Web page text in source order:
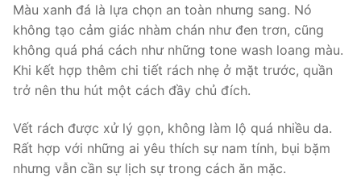
Màu xanh đá là lựa chọn an toàn nhưng sang. Nó
không tạo cảm giác nhàm chán như đen trơn, cũng
không quá phá cách như những tone wash loang màu.
Khi kết hợp thêm chi tiết rách nhẹ ở mặt trước, quần
trở nên thu hút một cách đầy chủ đích.
Vết rách được xử lý gọn, không làm lộ quá nhiều da.
Rất hợp với những ai yêu thích sự nam tính, bụi bặm
nhưng vẫn cần sự lịch sự trong cách ăn mặc.